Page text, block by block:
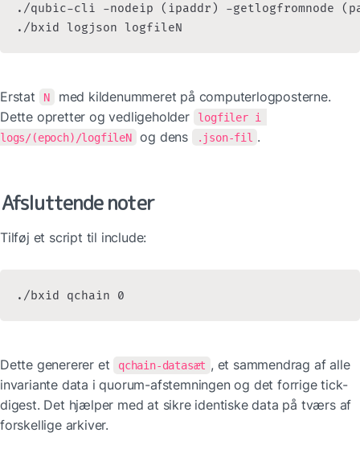
./qubic-cli -nodeip (ipaddr) -getlogfromnode
./bxid logjson logfileN
Erstat N
med kildenummeret på computerlogposterne.
Dette opretter og vedligeholder
logfiler i
logs/(epoch)/logfileN
og dens .json-fil .
Afsluttende noter
Tilføj et script til include:
./bxid qchain 0
Dette genererer et qchain-datasæt , et sammendrag af alle
invariante data i quorum-afstemningen og det forrige tick-
digest. Det hjælper med at sikre identiske data på tværs af
forskellige arkiver.